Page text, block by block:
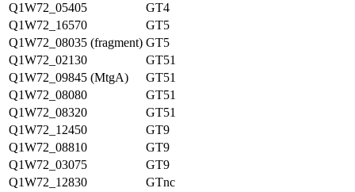
Q1W72_05405
GT4
Q1W72_16570
GT5
Q1W72_08035 (fragment) GT5
Q1W72_02130
GT51
Q1W72_09845 (MtgA)
GT51
Q1W72_08080
GT51
Q1W72_08320
GT51
Q1W72_12450
GT9
Q1W72_08810
GT9
Q1W72_03075
GT9
Q1W72_12830
GTnc